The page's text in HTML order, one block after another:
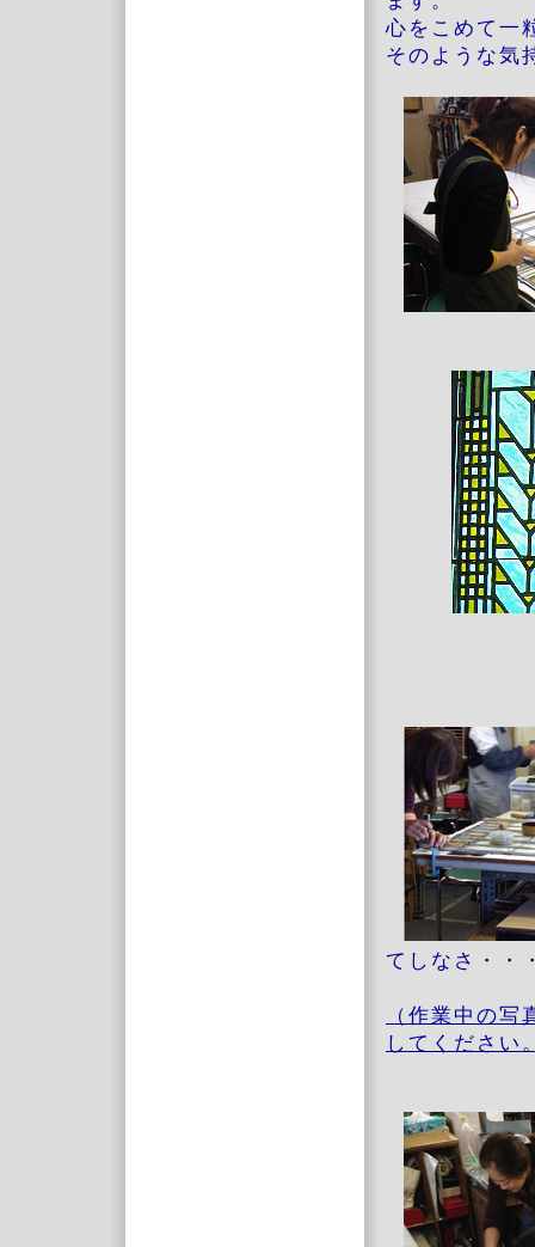
心をこめて一
そのような気
てしなさ・・
（作業中の
してください